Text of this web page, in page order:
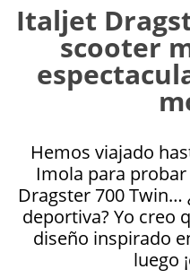
Italjet
scooter
Hemos viajado
Imola para
Dragster 700
deportiva? Yo creo
diseño inspirado
luego